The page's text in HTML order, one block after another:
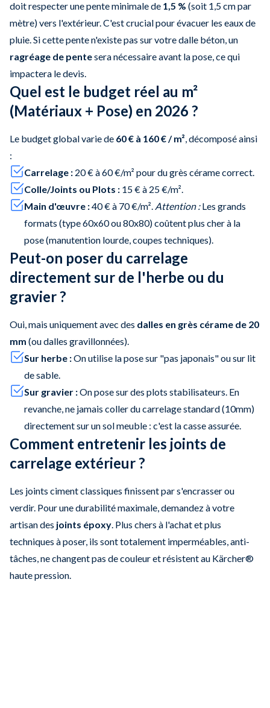
doit respecter une pente minimale de 1,5 % (soit 1,5 cm par
mètre) vers l'extérieur. C'est crucial pour évacuer les eaux de
pluie. Si cette pente n'existe pas sur votre dalle béton, un
ragréage de pentesera nécessaire avant la pose, ce qui
impactera le devis.
Quel est le budget réel au m²
(Matériaux + Pose) en 2026 ?
Le budget global varie de 60 € à 160 € / m², décomposé ainsi
:
Carrelage : 20 € à 60 €/m² pour du grès cérame correct.
Colle/Joints ou Plots : 15 € à 25 €/m².
Main d'œuvre :40 € à 70 €/m². Attention :Les grands
formats (type 60x60 ou 80x80) coûtent plus cher à la
pose (manutention lourde, coupes techniques).
Peut-on poser du carrelage
directement sur de l'herbe ou du
gravier ?
Oui, mais uniquement avec des dalles en grès cérame de 20
mm (ou dalles gravillonnées).
Sur herbe :On utilise la pose sur "pas japonais" ou sur lit
de sable.
Sur gravier :On pose sur des plots stabilisateurs. En
revanche, ne jamais coller du carrelage standard (10mm)
directement sur un sol meuble : c'est la casse assurée.
Comment entretenir les joints de
carrelage extérieur ?
Les joints ciment classiques finissent par s'encrasser ou
verdir. Pour une durabilité maximale, demandez à votre
artisan des joints époxy. Plus chers à l'achat et plus
techniques à poser, ils sont totalement imperméables, anti-
tâches, ne changent pas de couleur et résistent au Kärcher®
haute pression.